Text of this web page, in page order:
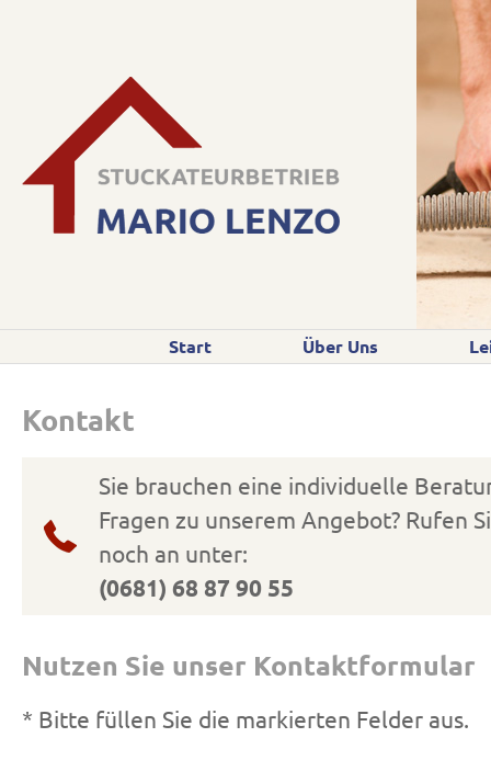
Start Über Uns
Kontakt
Sie brauchen eine individuelle
Fragen zu unserem Angebot? Rufen
noch an unter:
(0681) 68 87 90 55
Nutzen Sie unser Kontaktformular
* Bitte füllen Sie die markierten Felder aus.